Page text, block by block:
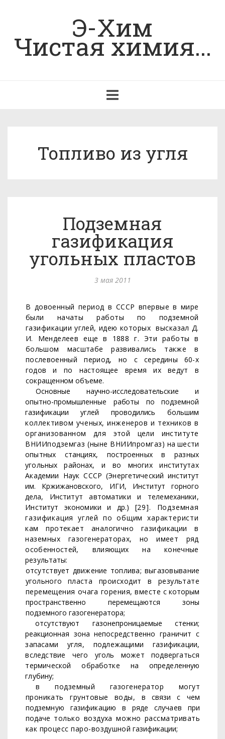
Э-Хим
Чистая химия...
navigation
Топливо из угля
Подземная
газификация
угольных пластов
3 мая 2011
В довоенный период в СССР впервые в мире
были начаты рабо­ты по подземной
газификации углей, идею которых высказал Д.
И. Менделеев еще в 1888 г. Эти работы в
большом масштабе развивались также в
послевоенный период, но с середины 60-х
годов и по настоящее время их ведут в
сокращен­ном объеме.
Основные научно-исследовательские и
опытно-промышленные работы по подземной
газификации углей проводились большим
коллективом ученых, инженеров и техников в
организованном для этой цели институте
ВНИИподземгаз (ныне ВНИИпромгаз) на шести
опытных станциях, построенных в разных
угольных рай­онах, и во многих институтах
Академии Наук СССР (Энергетиче­ский институт
им. Кржижановского, ИГИ, Институт горного
дела, Институт автоматики и телемеханики,
Институт экономики и др.) [29]. Подземная
газификация углей по общим характеристи­
кам протекает аналогично газификации в
наземных газогене­раторах, но имеет ряд
особенностей, влияющих на конечные
результаты:
отсутствует движение топлива; выгазовывание
угольного пла­ста происходит в результате
перемещения очага горения, вместе с которым
пространственно перемещаются зоны
подземного газо­генератора;
отсутствуют газонепроницаемые стенки;
реакционная зона не­посредственно граничит с
запасами угля, подлежащими газифи­кации,
вследствие чего уголь может подвергаться
термическойобработке на определенную
глубину;
в подземный газогенератор могут
проникать грунтовые воды, в связи с чем
подземную газификацию в ряде случаев при
подаче только воздуха можно рассматривать
как процесс паро-воздушной газификации;